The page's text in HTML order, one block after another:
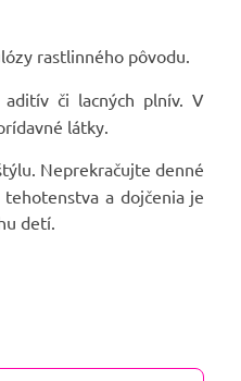
rastlinného pôvodu.
či lacných plnív. V
látky.
Neprekračujte denné
a dojčenia je
detí.